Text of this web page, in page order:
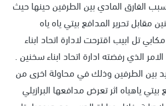
الفارق المادي بين الطرفين حينها حيث
مقابل تحرير المدافع بيتي ياه ياه
تل ابيب اقترحت لادارة اتحاد ابناء
بين الطرفين وذلك في محاولة اخرى من
ياهياه اثر تعرض مدافعها البرازيلي